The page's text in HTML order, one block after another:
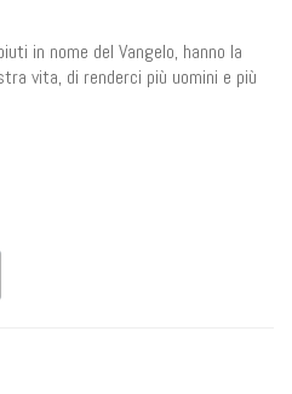
in nome del Vangelo, hanno la
vita, di renderci più uomini e più